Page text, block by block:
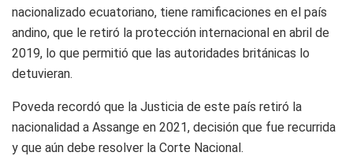
nacionalizado ecuatoriano, tiene ramificaciones en el país
andino, que le retiró la protección internacional en abril de
2019, lo que permitió que las autoridades británicas lo
detuvieran.
Poveda recordó que la Justicia de este país retiró la
nacionalidad a Assange en 2021, decisión que fue recurrida
y que aún debe resolver la Corte Nacional.